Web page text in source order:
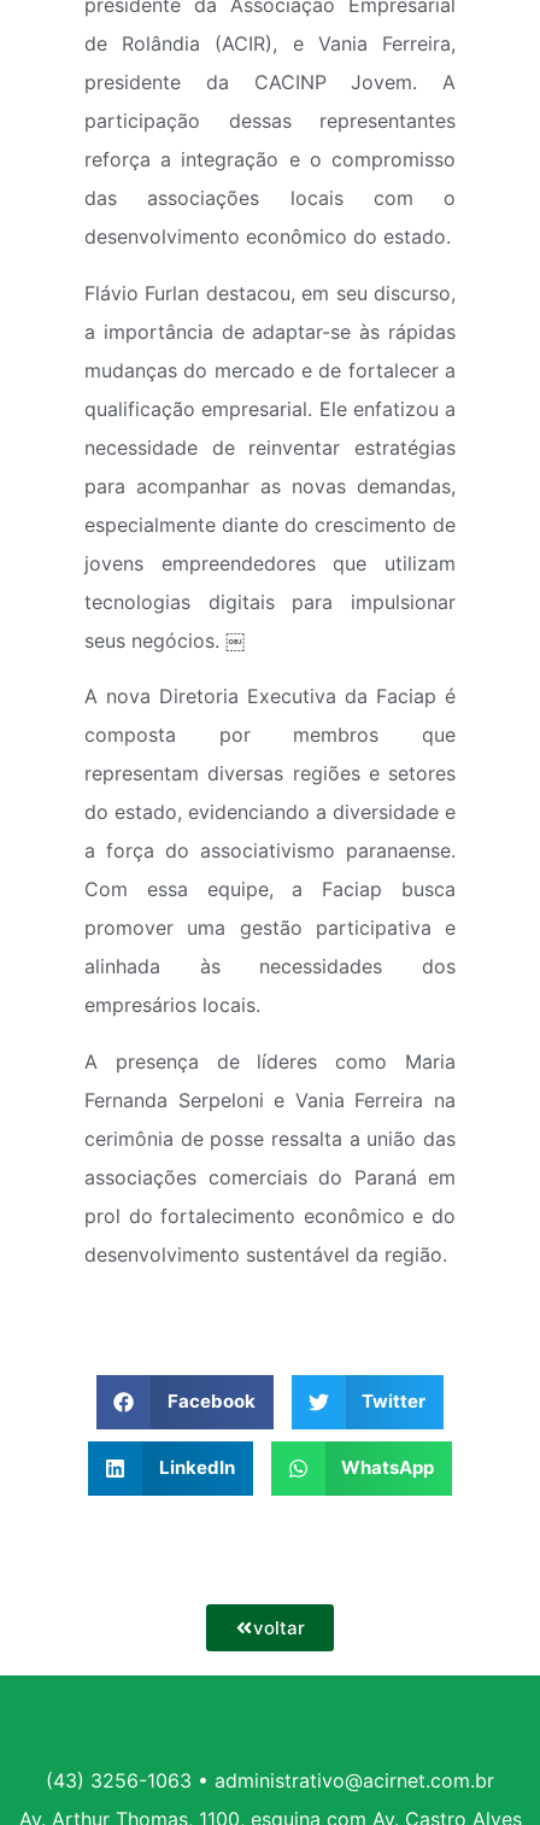
presidente da Associação Empresarial
de Rolândia (ACIR), e Vania Ferreira,
presidente da CACINP Jovem. A
participação dessas representantes
reforça a integração e o compromisso
das associações locais com o
desenvolvimento econômico do estado.
Flávio Furlan destacou, em seu discurso,
a importância de adaptar-se às rápidas
mudanças do mercado e de fortalecer a
qualificação empresarial. Ele enfatizou a
necessidade de reinventar estratégias
para acompanhar as novas demandas,
especialmente diante do crescimento de
jovens empreendedores que utilizam
tecnologias digitais para impulsionar
seus negócios. ￼
A nova Diretoria Executiva da Faciap é
composta por membros que
representam diversas regiões e setores
do estado, evidenciando a diversidade e
a força do associativismo paranaense.
Com essa equipe, a Faciap busca
promover uma gestão participativa e
alinhada às necessidades dos
empresários locais.
A presença de líderes como Maria
Fernanda Serpeloni e Vania Ferreira na
cerimônia de posse ressalta a união das
associações comerciais do Paraná em
prol do fortalecimento econômico e do
desenvolvimento sustentável da região.
Facebook Twitter
LinkedIn WhatsApp
voltar
(43) 3256-1063 • administrativo@acirnet.com.br
Av. Arthur Thomas, 1100, esquina com Av. Castro Alves